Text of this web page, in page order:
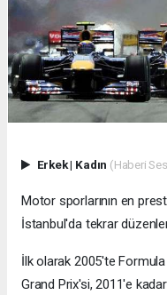
Erkek| Kadın (Haberi
Motor sporlarının en
İstanbul'da tekrar
İlk olarak 2005'te
Grand Prix'si, 2011'e